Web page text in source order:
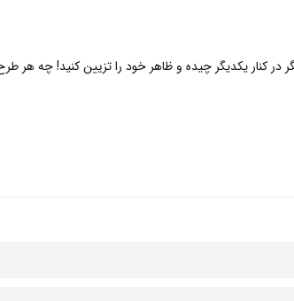
در کنار یکدیگر چیده و ظاهر خود را تزیین کنید! چه هر